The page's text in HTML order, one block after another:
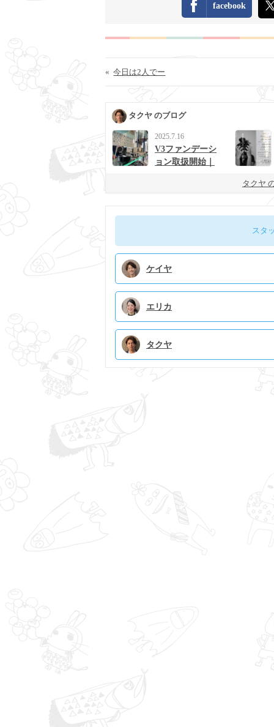
facebook
« 今日は2人でー
タクヤ のブログ
2025.7.16
V3ファンデーシ
ョン取扱開始｜
タクヤ
スタ
ケイヤ
エリカ
タクヤ